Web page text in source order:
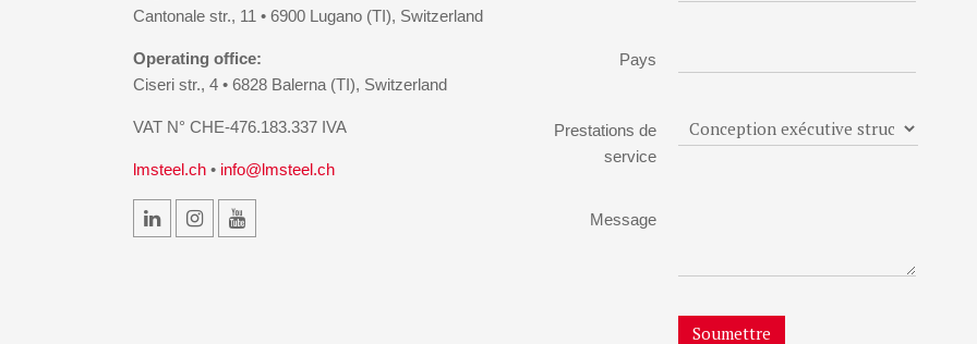
Cantonale str., 11 • 6900 Lugano (TI), Switzerland
Operating office:
Ciseri str., 4 • 6828 Balerna (TI), Switzerland
VAT N° CHE-476.183.337 IVA
lmsteel.ch • info@lmsteel.ch
Pays
Prestations de
service
Message
Soumettre